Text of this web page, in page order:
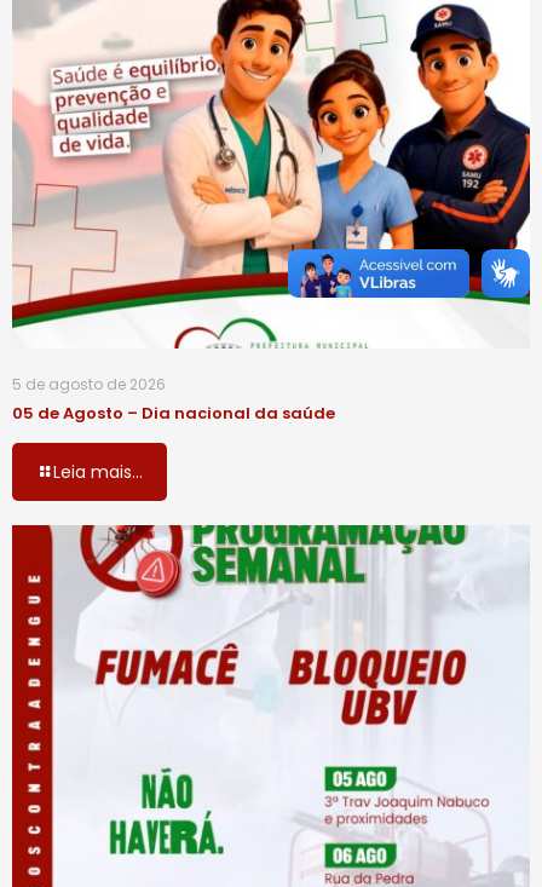
5 de agosto de 2026
05 de Agosto – Dia nacional da saúde
Leia mais...